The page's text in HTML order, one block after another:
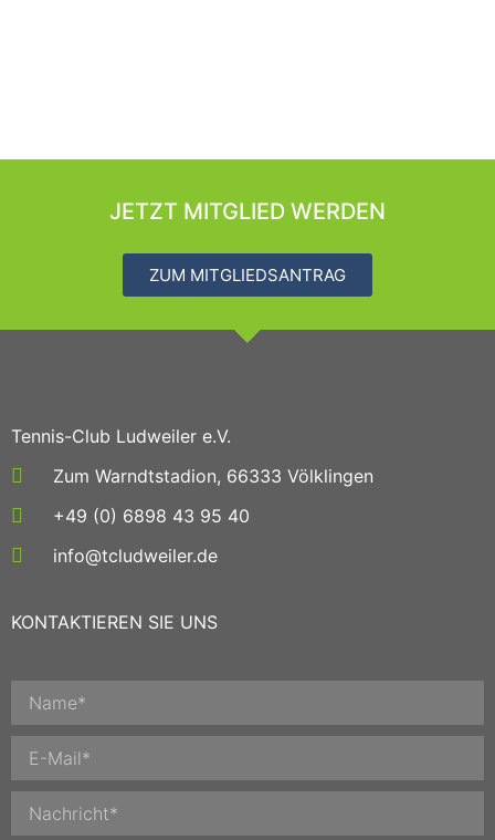
JETZT MITGLIED WERDEN
ZUM MITGLIEDSANTRAG
Tennis-Club Ludweiler e.V.
Zum Warndtstadion, 66333 Völklingen
+49 (0) 6898 43 95 40
info@tcludweiler.de
KONTAKTIEREN SIE UNS